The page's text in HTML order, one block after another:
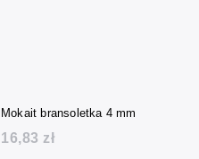
Mokait bransoletka 4 mm
16,83 zł